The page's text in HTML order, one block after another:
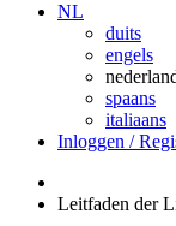
NL
duits
engels
spaans
italiaans
Inloggen /
Leitfaden der